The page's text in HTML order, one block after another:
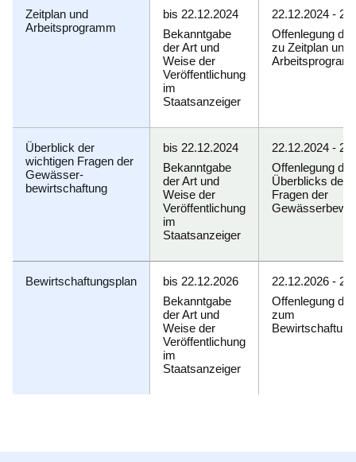
Zeitplan und
Arbeitsprogramm
bis 22.12.2024
Bekanntgabe
der Art und
Weise der
Veröffentlichung
im
Staatsanzeiger
22.12.2024 -
Offenlegung
zu Zeitplan und
Überblick der
wichtigen Fragen der
Gewässer-
bewirtschaftung
bis 22.12.2024
Bekanntgabe
der Art und
Weise der
Veröffentlichung
im
Staatsanzeiger
22.12.2024 -
Offenlegung des
Überblicks der
Fragen der
Bewirtschaftungsplan
bis 22.12.2026
Bekanntgabe
der Art und
Weise der
Veröffentlichung
im
Staatsanzeiger
22.12.2026 -
Offenlegung
zum